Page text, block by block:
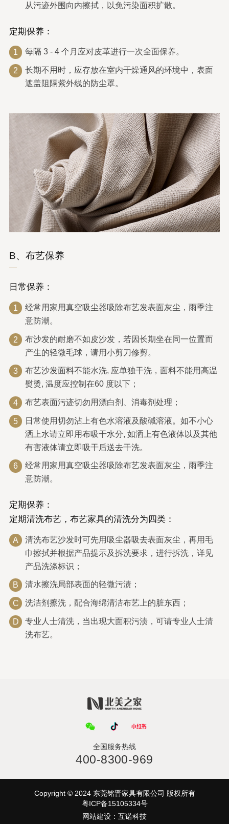
从污迹外围向内擦拭，以免污染面积扩散。
定期保养：
1 每隔 3 - 4 个月应对皮革进行一次全面保养。
2
长期不用时，应存放在室内干燥通风的环境中，表面
遮盖阻隔紫外线的防尘罩。
B、布艺保养
日常保养：
1
经常用家用真空吸尘器吸除布艺发表面灰尘，雨季注
意防潮。
2
布沙发的耐磨不如皮沙发，若因长期坐在同一位置而
产生的轻微毛球，请用小剪刀修剪。
3
布艺沙发面料不能水洗, 应单独干洗，面料不能用高温
熨烫, 温度应控制在60 度以下；
4 布艺表面污迹切勿用漂白剂、消毒剂处理；
5
日常使用切勿沾上有色水溶液及酸碱溶液。如不小心
洒上水请立即用布吸干水分, 如洒上有色液体以及其他
有害液体请立即吸干后送去干洗。
6
经常用家用真空吸尘器吸除布艺发表面灰尘，雨季注
意防潮。
定期保养：
定期清洗布艺，布艺家具的清洗分为四类：
A
清洗布艺沙发时可先用吸尘器吸去表面灰尘，再用毛
巾擦拭并根据产品提示及拆洗要求，进行拆洗，详见
产品洗涤标识；
B 清水擦洗局部表面的轻微污渍；
C 洗洁剂擦洗，配合海绵清洁布艺上的脏东西；
D
专业人士清洗，当出现大面积污渍，可请专业人士清
洗布艺。
全国服务热线
400-8300-969
Copyright © 2024 东莞铭晋家具有限公司 版权所有
粤ICP备15105334号
网站建设 ： 互诺科技